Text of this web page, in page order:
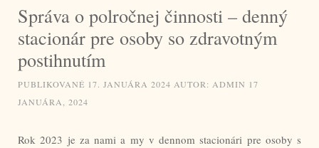
Správa o polročnej činnosti – denný
stacionár pre osoby so zdravotným
postihnutím
PUBLIKOVANÉ 17. JANUÁRA 2024 AUTOR: ADMIN 17
JANUÁRA, 2024
Rok 2023 je za nami a my v dennom stacionári pre osoby s